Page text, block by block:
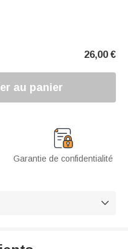
26,00 €
au panier
Garantie de confidentialité
